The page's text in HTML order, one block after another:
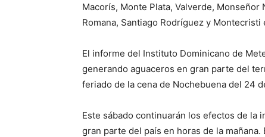
Macorís, Monte Plata, Valverde, Monseñor
Romana, Santiago Rodríguez y
El informe del Instituto Dominicano de
generando aguaceros en gran parte del
feriado de la cena de Nochebuena del 24
Este sábado continuarán los efectos de la
gran parte del país en horas de la